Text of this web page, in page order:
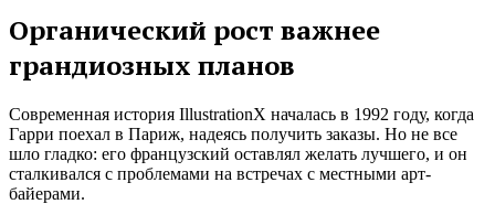
Органический рост важнее
грандиозных планов
Современная история IllustrationX началась в 1992 году, когда
Гарри поехал в Париж, надеясь получить заказы. Но не все
шло гладко: его французский оставлял желать лучшего, и он
сталкивался с проблемами на встречах с местными арт-
байерами.